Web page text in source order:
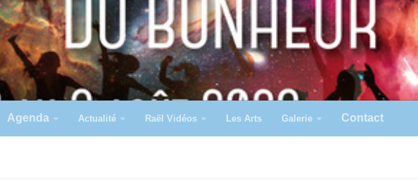
Agenda Actualité Raël Vidéos Les Arts Galerie Contact